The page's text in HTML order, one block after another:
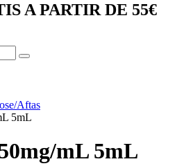
A PARTIR DE 55€
Aftas
5mL
mL 5mL